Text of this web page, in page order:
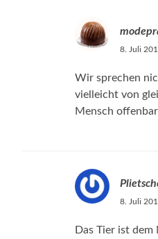
8. Juli
Wir sprechen
vielleicht von
Mensch
8. Juli
Das Tier ist